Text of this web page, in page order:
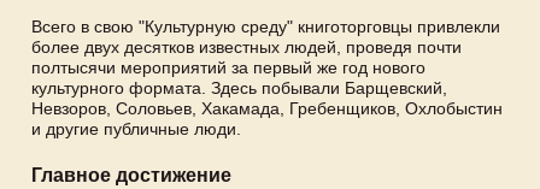
Всего в свою "Культурную среду" книготорговцы привлекли
более двух десятков известных людей, проведя почти
полтысячи мероприятий за первый же год нового
культурного формата. Здесь побывали Барщевский,
Невзоров, Соловьев, Хакамада, Гребенщиков, Охлобыстин
и другие публичные люди.
Главное достижение